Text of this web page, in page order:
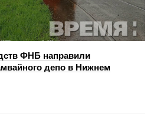
ФНБ направили
депо в Нижнем